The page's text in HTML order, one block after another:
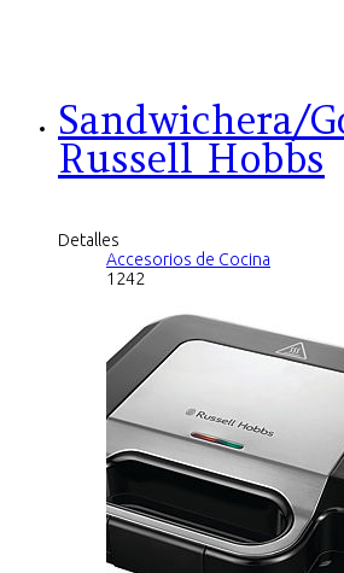
Sandwichera/
Russell Hobbs
Detalles
Accesorios de Cocina
1242